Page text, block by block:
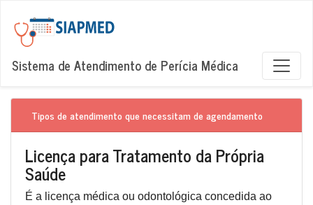
Sistema de Atendimento de Perícia Médica
Tipos de atendimento que necessitam de agendamento
Licença para Tratamento da Própria
Saúde
É a licença médica ou odontológica concedida ao